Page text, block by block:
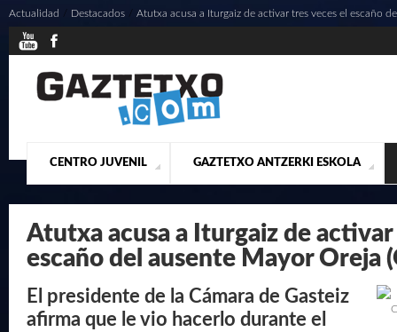
CENTRO JUVENIL
¿QUIENES SOMOS? ACTUALIDAD CONTACTO
GAZTETXO ANTZERKI ESKOLA
PRESENTACIÓN MUSICALES
Actualidad Destacados Atutxa acusa a Iturgaiz de activar tres veces el escaño
Atutxa acusa a Iturgaiz de activar
escaño del ausente Mayor Oreja
El presidente de la Cámara de Gasteiz
afirma que le vio hacerlo durante el